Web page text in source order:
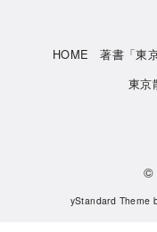
HOME
著書「東
東京
©
yStandard Theme